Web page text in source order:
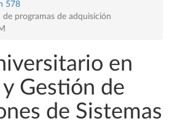
578
programas de adquisición
en
Gestión de
de Sistemas